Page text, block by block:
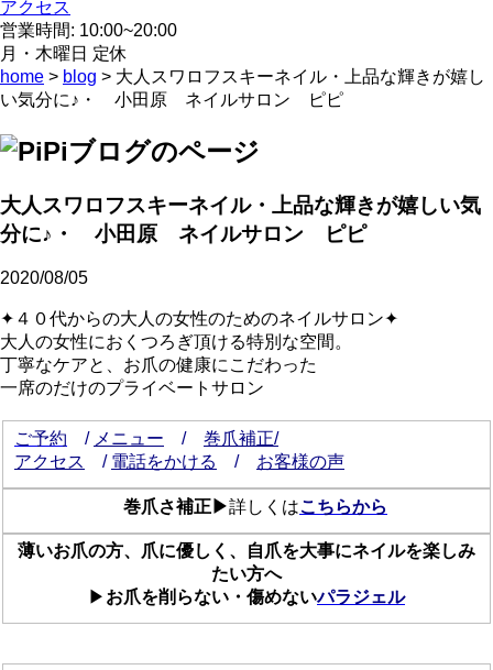
アクセス
営業時間: 10:00~20:00
月・木曜日 定休
home > blog > 大人スワロフスキーネイル・上品な輝きが嬉し
い気分に♪・ 小田原 ネイルサロン ピピ
大人スワロフスキーネイル・上品な輝きが嬉しい気
分に♪・ 小田原 ネイルサロン ピピ
2020/08/05
✦４０代からの大人の女性のためのネイルサロン✦
大人の女性におくつろぎ頂ける特別な空間。
丁寧なケアと、お爪の健康にこだわった
一席のだけのプライベートサロン
ご予約 / メニュー / 巻爪補正/
アクセス
/ 電話をかける / お客様の声
巻爪さ補正▶詳しくはこちらから
薄いお爪の方、爪に優しく、自爪を大事にネイルを楽しみ
たい方へ
▶ お爪を削らない・傷めないパラジェル